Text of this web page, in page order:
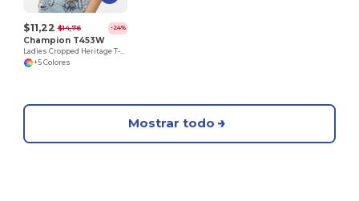
$11,22 $14,76 -24%
Champion T453W
+5 Colores
Mostrar todo